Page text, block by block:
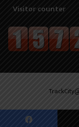
Visitor counter